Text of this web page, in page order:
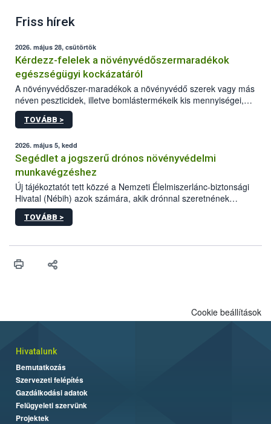
Friss hírek
2026. május 28, csütörtök
Kérdezz-felelek a növényvédőszermaradékok
egészségügyi kockázatáról
A növényvédőszer-maradékok a növényvédő szerek vagy más
néven peszticidek, illetve bomlástermékeik kis mennyiségei,
melyek a terményekben vagy azok felületén a betakarítást,
szüretelést, illetve tárolást követően is megmaradhatnak. Az
mennyiségének esetenként a kezelt terményeken is jelen kell
lennie. Nem minden élelmiszer tartalmaz szermaradékot.
Azokban az élelmiszerekben is, melyekben kimutathatóak,
általában csak nagyon kis mennyiségben vannak jelen, így nem
jelenthetnek kockázatot a fogyasztó egészségére nézve.
TOVÁBB >
2026. május 5, kedd
Segédlet a jogszerű drónos növényvédelmi
munkavégzéshez
Új tájékoztatót tett közzé a Nemzeti Élelmiszerlánc-biztonsági
Hivatal (Nébih) azok számára, akik drónnal szeretnének
növényvédelmi vagy tápanyag-gazdálkodási tevékenységet
végezni Magyarországon. Az összefoglaló részletesen
műszaki és hatósági feltételek.
TOVÁBB >
Cookie beállítások
Hivatalunk
Bemutatkozás
Szervezeti felépítés
Gazdálkodási adatok
Felügyeleti szervünk
Projektek